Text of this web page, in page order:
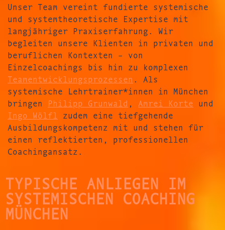
Unser Team vereint fundierte systemische
und systemtheoretische Expertise mit
langjähriger Praxiserfahrung. Wir
begleiten unsere Klienten in privaten und
beruflichen Kontexten – von
Einzelcoachings bis hin zu komplexen
Teamentwicklungsprozessen . Als
systemische Lehrtrainer*innen in München
bringen Philipp Grunwald , Amrei Korte und
Ingo Wölfl
zudem eine tiefgehende
Ausbildungskompetenz mit und stehen für
einen reflektierten, professionellen
Coachingansatz.
TYPISCHE ANLIEGEN IM
SYSTEMISCHEN COACHING
MÜNCHEN